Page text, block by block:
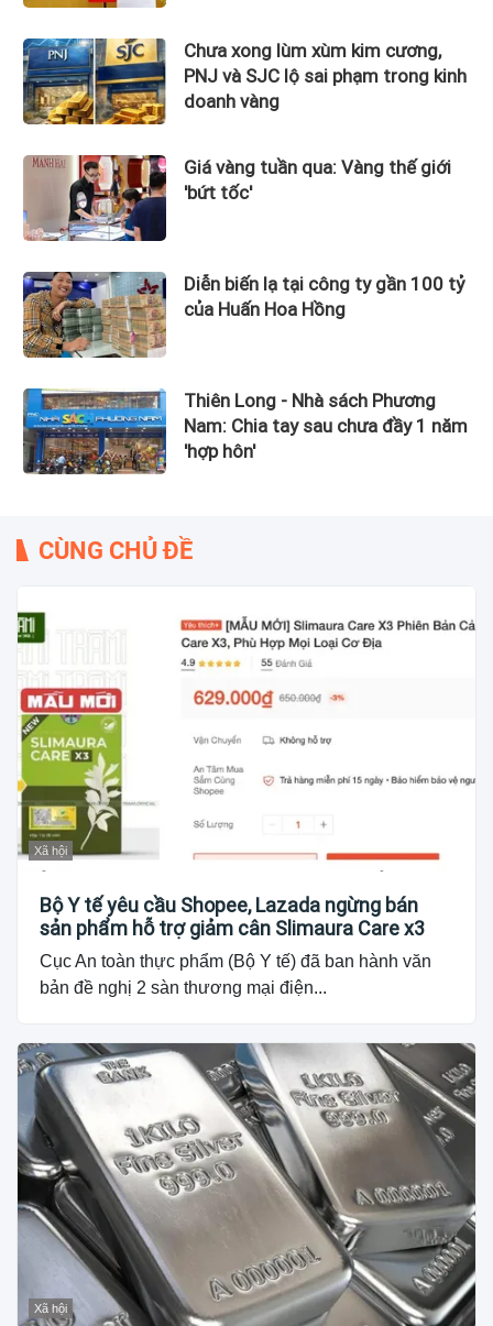
Chưa xong lùm xùm kim cương,
PNJ và SJC lộ sai phạm trong kinh
doanh vàng
Giá vàng tuần qua: Vàng thế giới
'bứt tốc'
Diễn biến lạ tại công ty gần 100 tỷ
của Huấn Hoa Hồng
Thiên Long - Nhà sách Phương
Nam: Chia tay sau chưa đầy 1 năm
'hợp hôn'
CÙNG CHỦ ĐỀ
Xã hội
Bộ Y tế yêu cầu Shopee, Lazada ngừng bán
sản phẩm hỗ trợ giảm cân Slimaura Care x3
Cục An toàn thực phẩm (Bộ Y tế) đã ban hành văn
bản đề nghị 2 sàn thương mại điện...
Xã hội